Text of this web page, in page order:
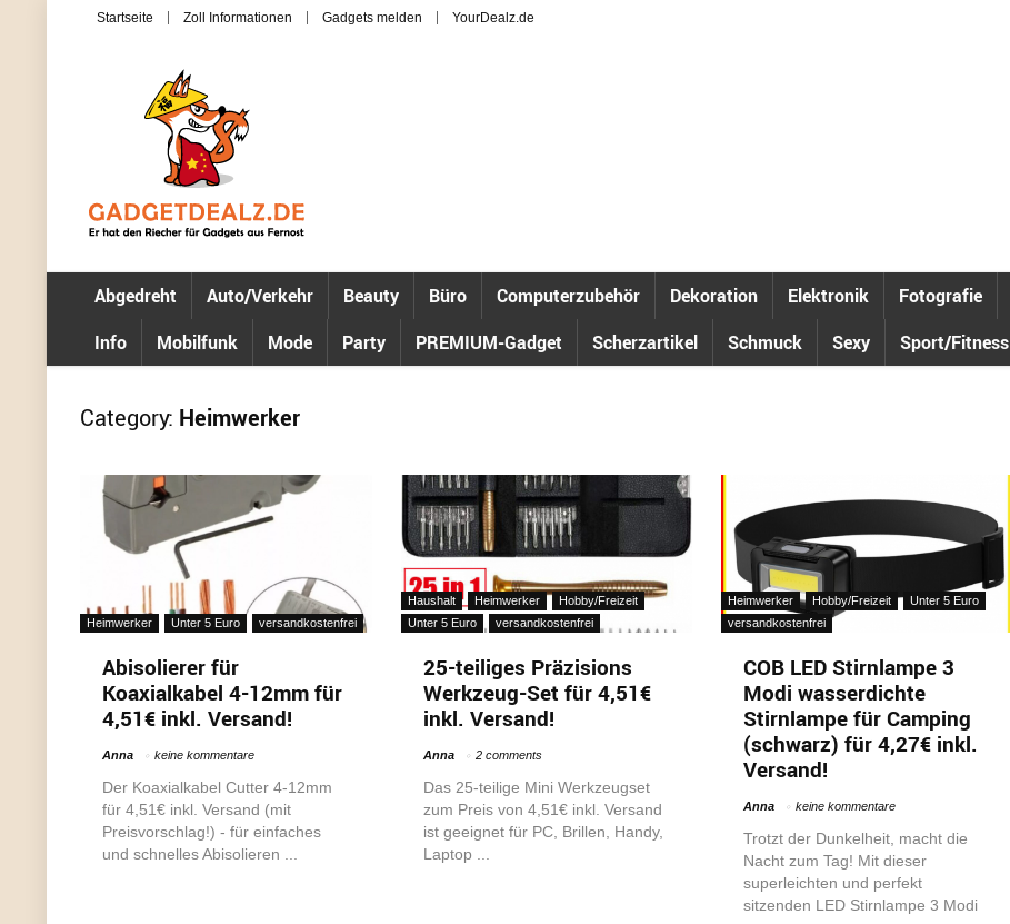
Startseite Zoll Informationen Gadgets melden YourDealz.de
Abgedreht Auto/Verkehr Beauty Büro Computerzubehör Dekoration Elektronik Fotografie
Info
Mobilfunk Mode Party PREMIUM-Gadget Scherzartikel Schmuck Sexy Sport/Fitness
Category: Heimwerker
Heimwerker Unter 5 Euro versandkostenfrei
Abisolierer für
Koaxialkabel 4-12mm für
4,51€ inkl. Versand!
Anna keine kommentare
Der Koaxialkabel Cutter 4-12mm
für 4,51€ inkl. Versand (mit
Preisvorschlag!) - für einfaches
und schnelles Abisolieren ...
Haushalt Heimwerker
Hobby/Freizeit
Unter 5 Euro
versandkostenfrei
25-teiliges Präzisions
Werkzeug-Set für 4,51€
inkl. Versand!
Anna 2 comments
Das 25-teilige Mini Werkzeugset
zum Preis von 4,51€ inkl. Versand
ist geeignet für PC, Brillen, Handy,
Laptop ...
Heimwerker Hobby/Freizeit
Unter 5 Euro
versandkostenfrei
COB LED Stirnlampe 3
Modi wasserdichte
Stirnlampe für Camping
(schwarz) für 4,27€ inkl.
Versand!
Anna keine kommentare
Trotzt der Dunkelheit, macht die
Nacht zum Tag! Mit dieser
superleichten und perfekt
sitzenden LED Stirnlampe 3 Modi